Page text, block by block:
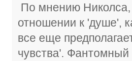
По мнению
отношении к 'душе',
все еще
чувства'. Фантомный